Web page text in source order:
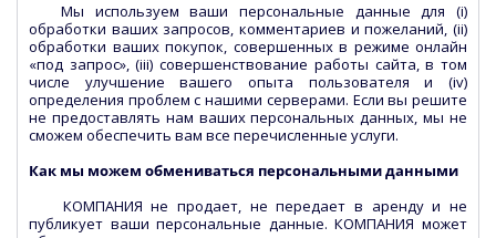
Мы используем ваши персональные данные для (i)
обработки ваших запросов, комментариев и пожеланий, (ii)
обработки ваших покупок, совершенных в режиме онлайн
«под запрос», (iii) совершенствование работы сайта, в том
числе улучшение вашего опыта пользователя и (iv)
определения проблем с нашими серверами. Если вы решите
не предоставлять нам ваших персональных данных, мы не
сможем обеспечить вам все перечисленные услуги.
Как мы можем обмениваться персональными данными
КОМПАНИЯ не продает, не передает в аренду и не
публикует ваши персональные данные. КОМПАНИЯ может